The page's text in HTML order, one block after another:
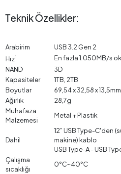
Teknik Özellikler:
Arabirim
USB 3.2 Gen 2
Hız1
En fazla 1.050MB/s
NAND
3D
Kapasiteler
1TB, 2TB
Boyutlar
69,54 x 32,58 x 13,5mm
Ağırlık
28,7g
Muhafaza
Malzemesi
Metal + Plastik
Dahil
12” USB Type-C'den
makine) kablo
USB Type-A - USB
Çalışma
sıcaklığı
0°C~40°C